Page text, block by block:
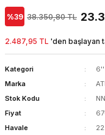
%39 38.350,80 TL
2.487,95 TL 'den başlayan
Kategori
6''
Marka
Stok Kodu
Fiyat
Havale